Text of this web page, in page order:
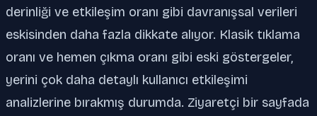
derinliği ve etkileşim oranı gibi davranışsal verileri
eskisinden daha fazla dikkate alıyor. Klasik tıklama
oranı ve hemen çıkma oranı gibi eski göstergeler,
yerini çok daha detaylı kullanıcı etkileşimi
analizlerine bırakmış durumda. Ziyaretçi bir sayfada